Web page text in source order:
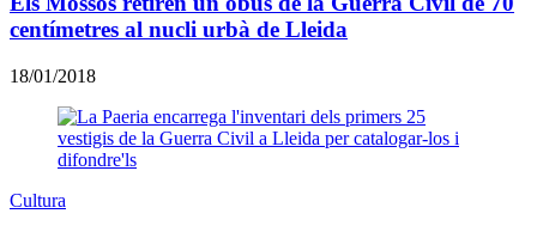
centímetres al nucli urbà de Lleida
18/01/2018
Cultura